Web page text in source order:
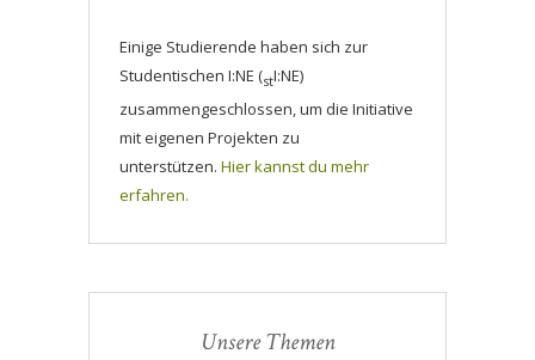
Einige Studierende haben sich zur
Studentischen I:NE (stI:NE)
zusammengeschlossen, um die Initiative
mit eigenen Projekten zu
unterstützen. Hier kannst du mehr
erfahren.
Unsere Themen